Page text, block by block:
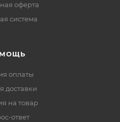
оферта
система
оплаты
доставки
на товар
ответ